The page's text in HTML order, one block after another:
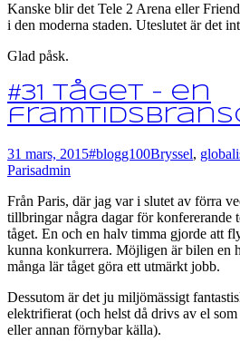
Kanske blir det Tele 2 Arena eller
i den moderna staden. Uteslutet är det
Glad påsk.
#31 Tåget – en
31 mars, 2015#blogg100Bryssel,
Parisadmin
Från Paris, där jag var i slutet av förra
tillbringar några dagar för konfererande
tåget. En och en halv timma gjorde att
kunna konkurrera. Möjligen är bilen en
många lär tåget göra ett utmärkt jobb.
Dessutom är det ju miljömässigt
elektrifierat (och helst då drivs av el
eller annan förnybar källa).